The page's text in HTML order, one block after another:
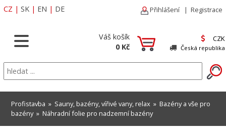
CZ | SK | EN | DE Přihlášení | Registrace
Váš košík
0 Kč
CZK
Česká republika
Profistavba » Sauny, bazény, vířivé vany, relax » Bazény a vše pro
bazény» Náhradní folie pro nadzemní bazény